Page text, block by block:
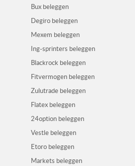
Bux beleggen
Degiro beleggen
Mexem beleggen
Ing-sprinters beleggen
Blackrock beleggen
Fitvermogen beleggen
Zulutrade beleggen
Flatex beleggen
24option beleggen
Vestle beleggen
Etoro beleggen
Markets beleggen